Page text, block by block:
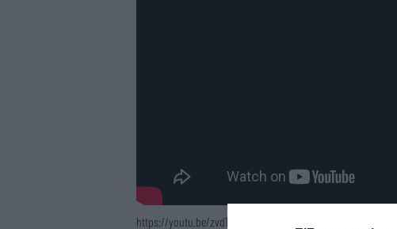
https://youtu.be/zvd1sECWPGs